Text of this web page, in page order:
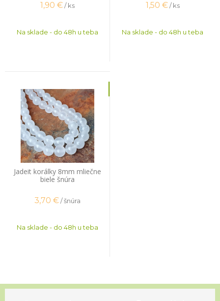
1,90 € / ks
Na sklade - do 48h u teba
1,50 € / ks
Na sklade - do 48h u teba
Jadeit korálky 8mm mliečne
biele šnúra
3,70 € / šnúra
Na sklade - do 48h u teba